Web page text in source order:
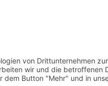
uns: team@mkk-